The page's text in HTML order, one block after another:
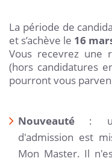
La période de
et s’achève le 16
Vous recevrez une
(hors candidatures
pourront vous
Nouveauté :
d'admission est
Mon Master. Il